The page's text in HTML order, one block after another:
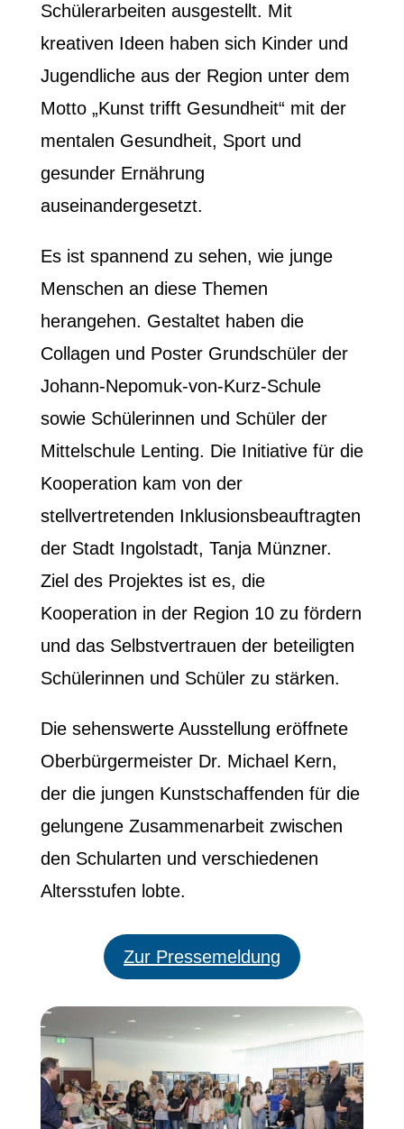
Schülerarbeiten ausgestellt. Mit
kreativen Ideen haben sich Kinder und
Jugendliche aus der Region unter dem
Motto „Kunst trifft Gesundheit“ mit der
mentalen Gesundheit, Sport und
gesunder Ernährung
auseinandergesetzt.
Es ist spannend zu sehen, wie junge
Menschen an diese Themen
herangehen. Gestaltet haben die
Collagen und Poster Grundschüler der
Johann-Nepomuk-von-Kurz-Schule
sowie Schülerinnen und Schüler der
Mittelschule Lenting. Die Initiative für die
Kooperation kam von der
stellvertretenden Inklusionsbeauftragten
der Stadt Ingolstadt, Tanja Münzner.
Ziel des Projektes ist es, die
Kooperation in der Region 10 zu fördern
und das Selbstvertrauen der beteiligten
Schülerinnen und Schüler zu stärken.
Die sehenswerte Ausstellung eröffnete
Oberbürgermeister Dr. Michael Kern,
der die jungen Kunstschaffenden für die
gelungene Zusammenarbeit zwischen
den Schularten und verschiedenen
Altersstufen lobte.
Zur Pressemeldung